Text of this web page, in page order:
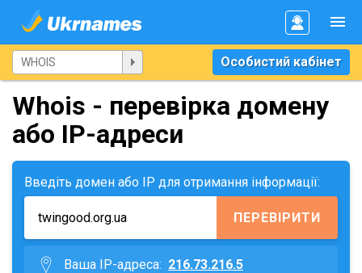
Особистий кабінет
Whois - перевірка домену
або IP-адреси
Введіть домен або IP для отримання інформації:
ПЕРЕВІРИТИ
Ваша IP-адреса: 216.73.216.5